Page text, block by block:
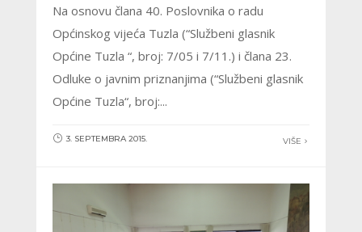
Na osnovu člana 40. Poslovnika o radu
Općinskog vijeća Tuzla (“Službeni glasnik
Općine Tuzla “, broj: 7/05 i 7/11.) i člana 23.
Odluke o javnim priznanjima (“Službeni glasnik
Općine Tuzla“, broj:...
VIŠE
3. SEPTEMBRA 2015.